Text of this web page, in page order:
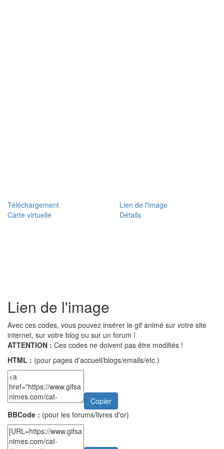
Téléchargement
Lien de l'image
Carte virtuelle
Détails
Lien de l'image
Avec ces codes, vous pouvez insérer le gif animé sur votre site
internet, sur votre blog ou sur un forum !
ATTENTION : Ces codes ne doivent pas être modifiés !
HTML : (pour pages d'accueil/blogs/emails/etc.)
Copier
BBCode : (pour les forums/livres d'or)